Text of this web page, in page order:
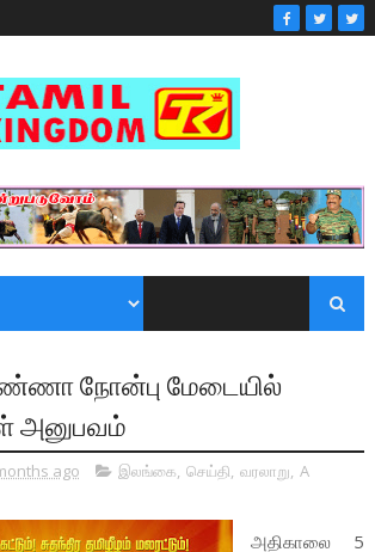
நோன்பு மேடையில்
அனுபவம்
ago இலங்கை, செய்தி, வரலாறு, A
அதிகாலை 5